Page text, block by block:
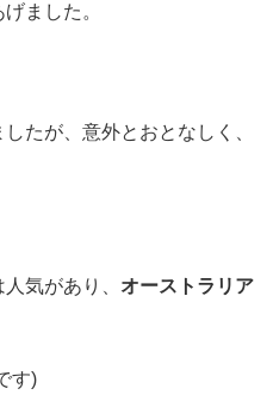
ました。
たが、意外とおとなしく、
気があり、 オーストラリア
す)